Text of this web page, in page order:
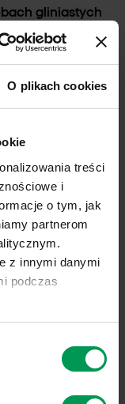
O plikach cookies
treści
i
o tym, jak
partnerom
z innymi danymi
podczas
gliniastych
azotu.
średnicy. Okres
dużego
zostanie